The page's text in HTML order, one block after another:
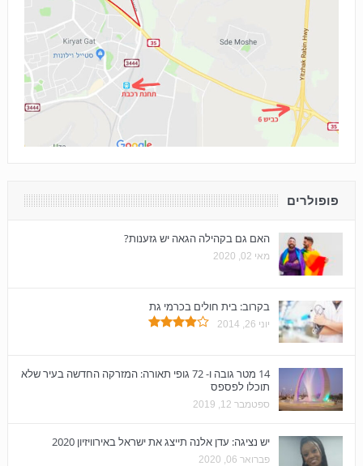
פופולרים
האם גם בקהילה הגאה יש גזענות?
מאי 02, 2020
בקרוב: בית חולים בכרמי גת
יוני 26, 2014
14 מטר גובה ו- 72 גופי תאורה: המזרקה החדשה בעיר שלא
תוכלו לפספס
ספטמבר 12, 2019
יש נציגה: עדן אלנה תייצג את ישראל באירוויזיון 2020
פברואר 06, 2020